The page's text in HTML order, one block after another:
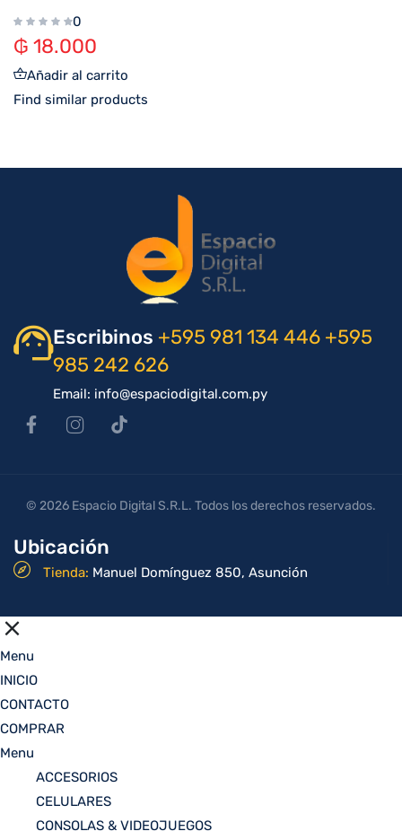
0
₲ 18.000
Añadir al carrito
Find similar products
Escribinos +595 981 134 446 +595
985 242 626
Email: info@espaciodigital.com.py
Ubicación
Tienda: Manuel Domínguez 850, Asunción
© 2026 Espacio Digital S.R.L. Todos los derechos reservados.
Menu
INICIO
CONTACTO
COMPRAR
Menu
ACCESORIOS
CELULARES
CONSOLAS & VIDEOJUEGOS